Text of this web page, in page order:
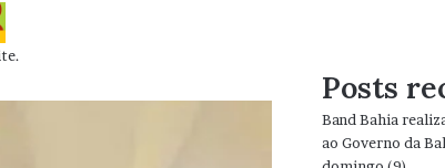
Posts
Band Bahia
ao Governo da